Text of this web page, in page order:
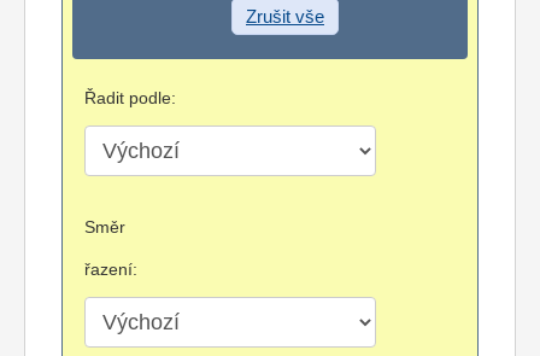
Zrušit vše
Řadit podle:
Směr
řazení: